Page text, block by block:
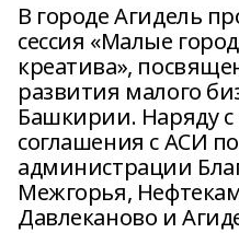
В городе Агидель
сессия «Малые
креатива»,
развития малого
Башкирии. Наряду
соглашения с АСИ
администрации
Межгорья,
Давлеканово и